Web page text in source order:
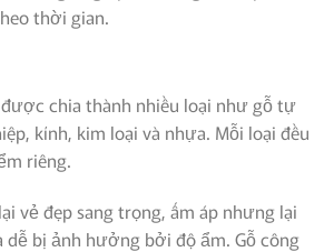
thời gian.
chia thành nhiều loại như gỗ tự
kính, kim loại và nhựa. Mỗi loại đều
riêng.
vẻ đẹp sang trọng, ấm áp nhưng lại
dễ bị ảnh hưởng bởi độ ẩm. Gỗ công